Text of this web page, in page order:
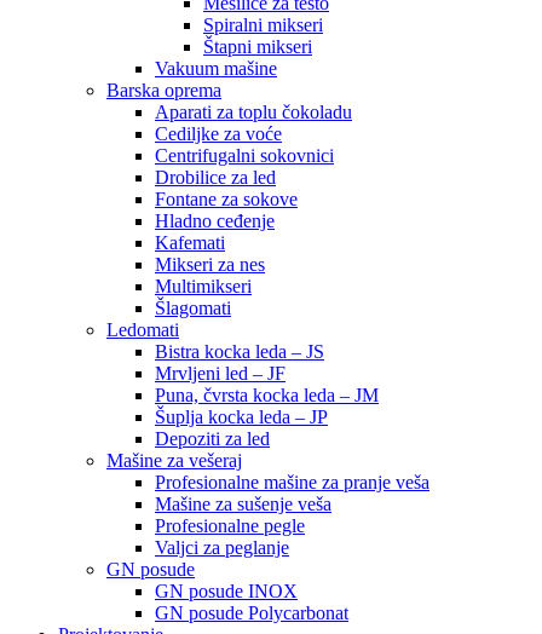
Spiralni mikseri
Štapni mikseri
Vakuum mašine
Barska oprema
Aparati za toplu čokoladu
Cediljke za voće
Centrifugalni sokovnici
Drobilice za led
Fontane za sokove
Hladno ceđenje
Kafemati
Mikseri za nes
Multimikseri
Šlagomati
Ledomati
Bistra kocka leda – JS
Mrvljeni led – JF
Puna, čvrsta kocka leda – JM
Šuplja kocka leda – JP
Depoziti za led
Mašine za vešeraj
Profesionalne mašine za pranje veša
Mašine za sušenje veša
Profesionalne pegle
Valjci za peglanje
GN posude
GN posude INOX
GN posude Polycarbonat